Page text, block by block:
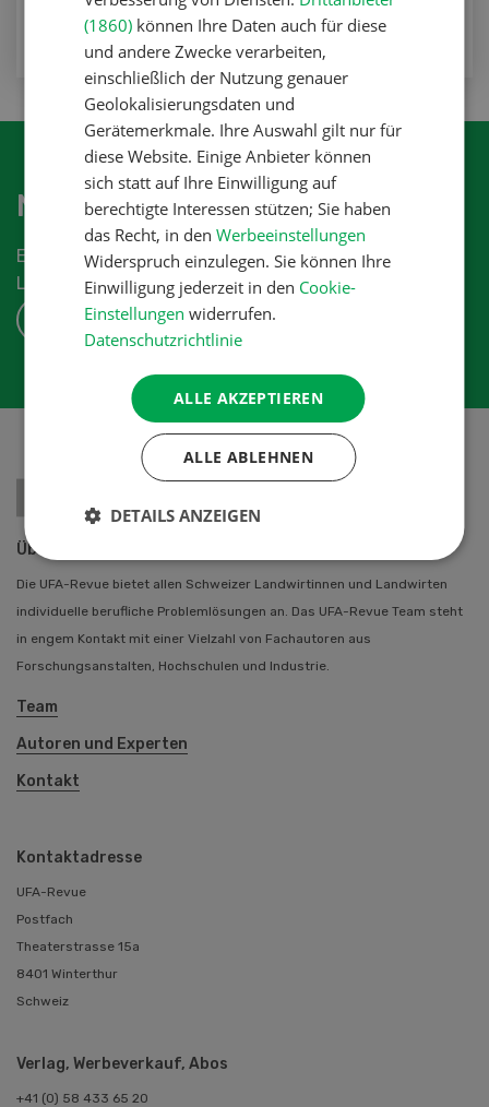
Newsletter abonnieren
Erhalten Sie die aktuellen News aus der
Landwirtschaftsbranche.
ABONNIEREN
Über uns
Die UFA-Revue bietet allen Schweizer Landwirtinnen und Landwirten
individuelle berufliche Problemlösungen an. Das UFA-Revue Team steht
in engem Kontakt mit einer Vielzahl von Fachautoren aus
Forschungsanstalten, Hochschulen und Industrie.
Team
Autoren und Experten
Kontakt
Kontaktadresse
UFA-Revue
Postfach
Theaterstrasse 15a
8401 Winterthur
Schweiz
Verlag, Werbeverkauf, Abos
+41 (0) 58 433 65 20
(1860) können Ihre Daten auch für diese
und andere Zwecke verarbeiten,
einschließlich der Nutzung genauer
Geolokalisierungsdaten und
Gerätemerkmale. Ihre Auswahl gilt nur für
diese Website. Einige Anbieter können
sich statt auf Ihre Einwilligung auf
berechtigte Interessen stützen; Sie haben
das Recht, in denWerbeeinstellungen
Widerspruch einzulegen. Sie können Ihre
Einwilligung jederzeit in den Cookie-
Einstellungen widerrufen.
Datenschutzrichtlinie
ALLE AKZEPTIEREN
ALLE ABLEHNEN
DETAILS ANZEIGEN